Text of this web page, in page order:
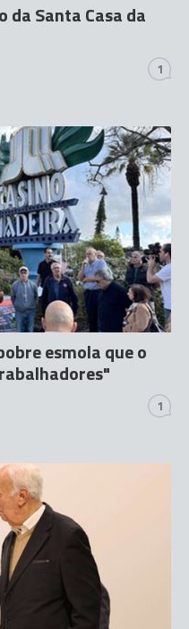
Santa Casa da
1
esmola que o
1